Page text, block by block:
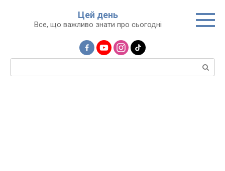
Цей день
Все, що важливо знати про сьогодні
Пошук: